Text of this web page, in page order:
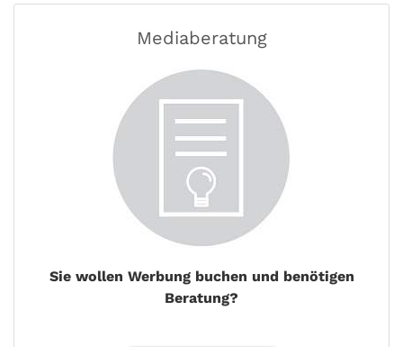
Mediaberatung
Sie wollen Werbung buchen und benötigen
Beratung?